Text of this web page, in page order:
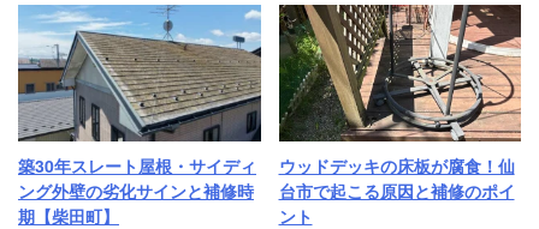
築30年スレート屋根・サイディ
ング外壁の劣化サインと補修時
期【柴田町】
ウッドデッキの床板が腐食！仙
台市で起こる原因と補修のポイ
ント